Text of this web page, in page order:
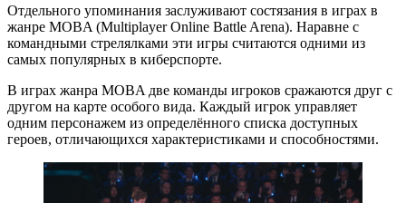
Отдельного упоминания заслуживают состязания в играх в
жанре MOBA (Multiplayer Online Battle Arena). Наравне с
командными стрелялками эти игры считаются одними из
самых популярных в киберспорте.
В играх жанра MOBA две команды игроков сражаются друг с
другом на карте особого вида. Каждый игрок управляет
одним персонажем из определённого списка доступных
героев, отличающихся характеристиками и способностями.